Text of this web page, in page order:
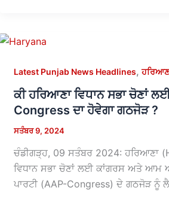
Latest Punjab News Headlines,
ਕੀ ਹਰਿਆਣਾ ਵਿਧਾਨ ਸਭਾ ਚੋਣਾਂ
Congress ਦਾ ਹੋਵੇਗਾ ਗਠਜੋੜ ?
ਸਤੰਬਰ 9, 2024
ਚੰਡੀਗੜ੍ਹ, 09 ਸਤੰਬਰ 2024: ਹਰਿਆਣਾ
ਵਿਧਾਨ ਸਭਾ ਚੋਣਾਂ ਲਈ ਕਾਂਗਰਸ ਅਤੇ ਆਮ
ਪਾਰਟੀ (AAP-Congress) ਦੇ ਗਠਜੋੜ ਨੂੰ ਲੈ